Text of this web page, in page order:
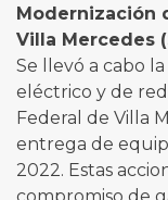
Modernización
Villa Mercedes
Se llevó a cabo
eléctrico y de
Federal de Villa
entrega de
2022. Estas
compromiso de